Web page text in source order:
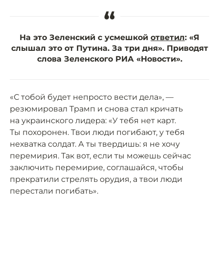
“
На это Зеленский с усмешкой ответил: «Я
слышал это от Путина. За три дня». Приводят
слова Зеленского РИА «Новости».
«С тобой будет непросто вести дела», —
резюмировал Трамп и снова стал кричать
на украинского лидера: «У тебя нет карт.
Ты похоронен. Твои люди погибают, у тебя
нехватка солдат. А ты твердишь: я не хочу
перемирия. Так вот, если ты можешь сейчас
заключить перемирие, соглашайся, чтобы
прекратили стрелять орудия, а твои люди
перестали погибать».